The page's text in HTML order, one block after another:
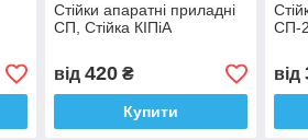
Стійки апаратні приладні
СП, Стійка КІПіА
від 420₴
Купити
СП-
від